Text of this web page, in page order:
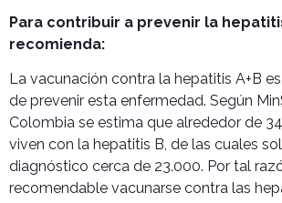
Para contribuir a prevenir la
recomienda:
La vacunación contra la hepatitis A+B
de prevenir esta enfermedad. Según
Colombia se estima que alrededor de
viven con la hepatitis B, de las cuales
diagnóstico cerca de 23.000. Por tal
recomendable vacunarse contra las